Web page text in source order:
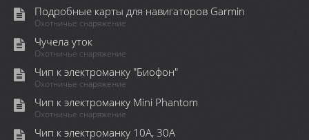
Подробные карты для навигаторов Garmin
Охотничье снаряжение
Чучела уток
Охотничье снаряжение
Чип к электроманку "Биофон"
Охотничье снаряжение
Чип к электроманку Mini Phantom
Охотничье снаряжение
Чип к электроманку 10А, 30А